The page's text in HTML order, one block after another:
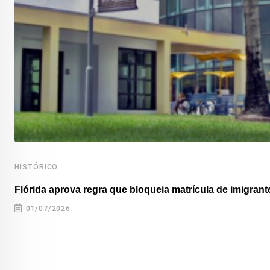
HISTÓRICO
Flórida aprova regra que bloqueia matrícula de
01/07/2026